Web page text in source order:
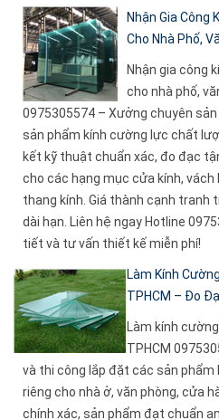
Nhận Gia Công
Cho Nhà Phố,
Nhận gia công
cho nhà phố,
0975305574 – Xưởng chuyên
sản phẩm kính cường lực chất
kết kỹ thuật chuẩn xác, đo đạc
cho các hạng mục cửa kính, vách
thang kính. Giá thành cạnh tranh
dài hạn. Liên hệ ngay Hotline
tiết và tư vấn thiết kế miễn phí!
Làm Kính
TPHCM – Đo
Làm kính
TPHCM
và thi công lắp đặt các sản
riêng cho nhà ở, văn phòng, cửa
chính xác, sản phẩm đạt chuẩn